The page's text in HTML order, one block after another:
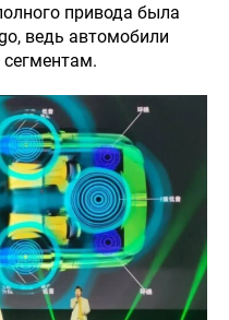
привода была
ведь автомобили